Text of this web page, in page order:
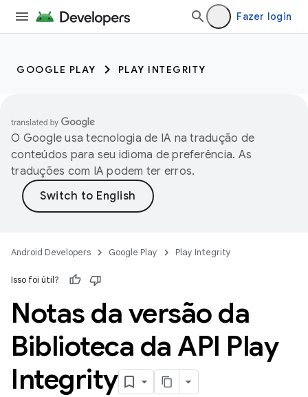
Fazer login
GOOGLE PLAY PLAY INTEGRITY
O Google usa tecnologia de IA na tradução de
conteúdos para seu idioma de preferência. As
traduções com IA podem ter erros.
Android Developers Google Play Play Integrity
Isso foi útil?
Notas da versão da
Biblioteca da API Play
Integrity